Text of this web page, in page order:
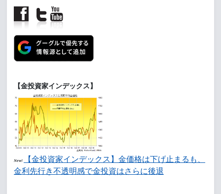
【金投資家インデックス】
New!
【金投資家インデックス】金価格は下げ止まるも、
金利先行き不透明感で金投資はさらに後退